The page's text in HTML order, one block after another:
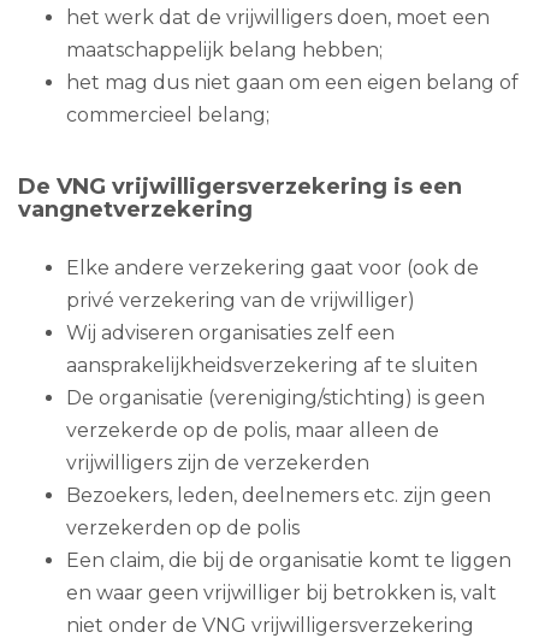
het werk dat de vrijwilligers doen, moet een
maatschappelijk belang hebben;
het mag dus niet gaan om een eigen belang of
commercieel belang;
De VNG vrijwilligersverzekering is een
vangnetverzekering
Elke andere verzekering gaat voor (ook de
privé verzekering van de vrijwilliger)
Wij adviseren organisaties zelf een
aansprakelijkheidsverzekering af te sluiten
De organisatie (vereniging/stichting) is geen
verzekerde op de polis, maar alleen de
vrijwilligers zijn de verzekerden
Bezoekers, leden, deelnemers etc. zijn geen
verzekerden op de polis
Een claim, die bij de organisatie komt te liggen
en waar geen vrijwilliger bij betrokken is, valt
niet onder de VNG vrijwilligersverzekering